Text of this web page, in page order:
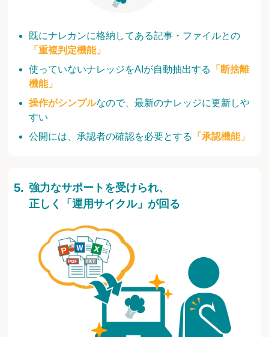
既にナレカンに格納してある記事・ファイルとの
「重複判定機能」
使っていないナレッジをAIが自動抽出する
「断捨離
機能」
操作がシンプルなので、最新のナレッジに更新しや
すい
公開には、承認者の確認を必要とする
「承認機能」
強力なサポートを受けられ、
正しく「運用サイクル」が回る